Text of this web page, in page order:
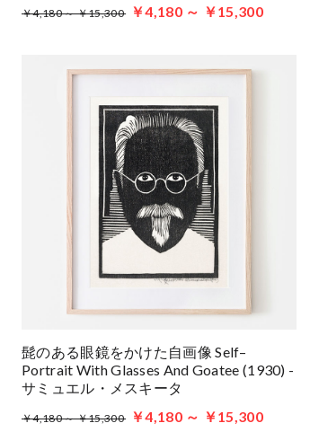
￥4,180 ～ ￥15,300 ￥4,180 ～ ￥15,300
髭のある眼鏡をかけた自画像 Self–
Portrait With Glasses And Goatee (1930) -
サミュエル・メスキータ
￥4,180 ～ ￥15,300 ￥4,180 ～ ￥15,300